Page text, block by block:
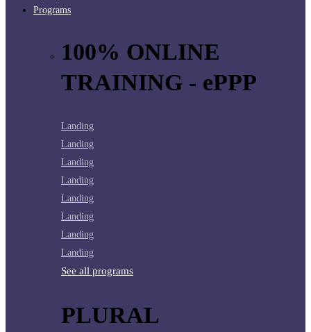
Programs
100% ONLINE
TRAINING - ePPP
Landing
Landing
Landing
Landing
Landing
Landing
Landing
Landing
See all programs
PLURAL